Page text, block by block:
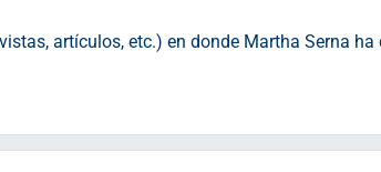
artículos, etc.) en donde Martha Serna